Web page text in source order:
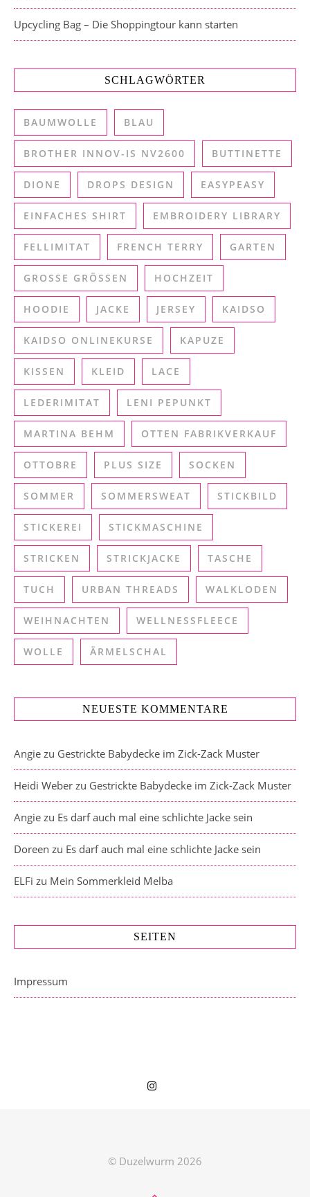
Upcycling Bag – Die Shoppingtour kann starten
SCHLAGWÖRTER
BAUMWOLLE BLAU
BROTHER INNOV-IS NV2600 BUTTINETTE
DIONE DROPS DESIGN EASYPEASY
EINFACHES SHIRT EMBROIDERY LIBRARY
FELLIMITAT FRENCH TERRY GARTEN
GROSSE GRÖSSEN HOCHZEIT
HOODIE JACKE JERSEY KAIDSO
KAIDSO ONLINEKURSE KAPUZE
KISSEN KLEID LACE
LEDERIMITAT LENI PEPUNKT
MARTINA BEHM OTTEN FABRIKVERKAUF
OTTOBRE PLUS SIZE SOCKEN
SOMMER SOMMERSWEAT STICKBILD
STICKEREI STICKMASCHINE
STRICKEN STRICKJACKE TASCHE
TUCH URBAN THREADS WALKLODEN
WEIHNACHTEN WELLNESSFLEECE
WOLLE ÄRMELSCHAL
NEUESTE KOMMENTARE
Angie zu Gestrickte Babydecke im Zick-Zack Muster
Heidi Weber zu Gestrickte Babydecke im Zick-Zack Muster
Angie zu Es darf auch mal eine schlichte Jacke sein
Doreen zu Es darf auch mal eine schlichte Jacke sein
ELFi zu Mein Sommerkleid Melba
SEITEN
Impressum
© Duzelwurm 2026